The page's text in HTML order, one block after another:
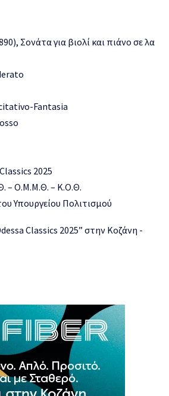
Σονάτα για βιολί και πιάνο σε λα
Fantasia
2025
– Ο.Μ.Μ.Θ. – Κ.Ο.Θ.
Υπουργείου Πολιτισμού